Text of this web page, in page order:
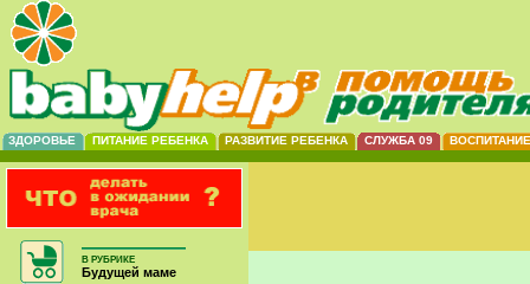
ЗДОРОВЬЕ ПИТАНИЕ РЕБЕНКА РАЗВИТИЕ РЕБЕНКА СЛУЖБА 09 ВОСПИТАНИЕ
В РУБРИКЕ
Будущей маме